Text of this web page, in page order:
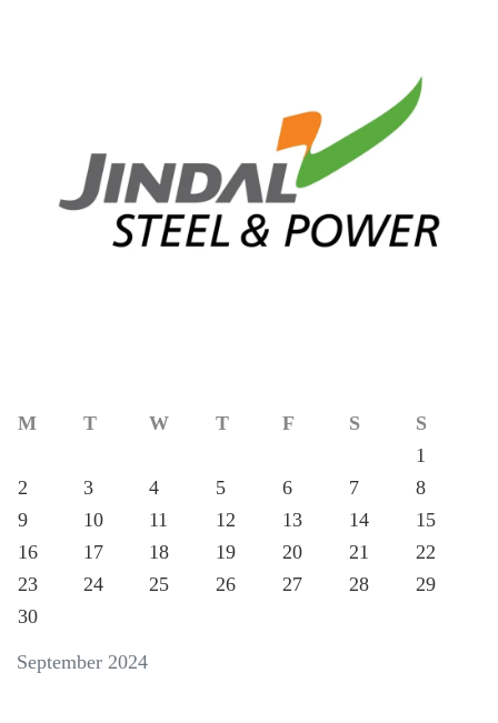
September 2024
M T W T F S
S
1
2
3 4 5 6 7
8
9
10 11 12 13 14
15
16
17 18 19 20 21
22
23
24 25 26 27 28
29
30